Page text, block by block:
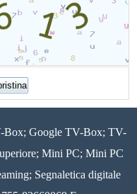
Google TV-Box; TV-
Mini PC; Mini PC
Segnaletica digitale